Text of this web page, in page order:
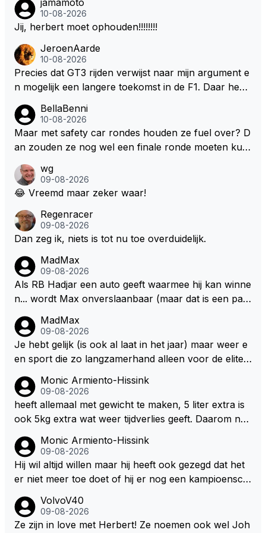
10-08-2026
Jij, herbert moet ophouden!!!!!!!!
JeroenAarde
10-08-2026
Precies dat GT3 rijden verwijst naar mijn argument e
n mogelijk een langere toekomst in de F1. Daar heeft
erademing was. Dit zou in de F1 bij elke race moeten
zijn. Stel de auto's worden zoals ik omschreef en M
ax kan helemaal los gaan met zijn talenten, dan zie i
en na het volgende kontrakt.
BellaBenni
10-08-2026
Maar met safety car rondes houden ze fuel over? D
an zouden ze nog wel een finale ronde moeten kun
wg
09-08-2026
😂 Vreemd maar zeker waar!
Regenracer
09-08-2026
Dan zeg ik, niets is tot nu toe overduidelijk.
MadMax
09-08-2026
Als RB Hadjar een auto geeft waarmee hij kan winne
n... wordt Max onverslaanbaar (maar dat is een par
MadMax
09-08-2026
Je hebt gelijk (is ook al laat in het jaar) maar weer e
en sport die zo langzamerhand alleen voor de elite t
Monic Armiento-Hissink
09-08-2026
heeft allemaal met gewicht te maken, 5 liter extra is
ook 5kg extra wat weer tijdverlies geeft. Daarom ne
auto, het is extra gewicht plus na 15 minuten is het h
ete thee geworden.
Monic Armiento-Hissink
09-08-2026
Hij wil altijd willen maar hij heeft ook gezegd dat het
er niet meer toe doet of hij er nog een kampioensch
ioen is hij al, dat zal zijn leven niet veranderen. Hij wi
l in de eerste plaats races winnen met de eigen moto
VolvoV40
09-08-2026
Ze zijn in love met Herbert! Ze noemen ook wel Joh